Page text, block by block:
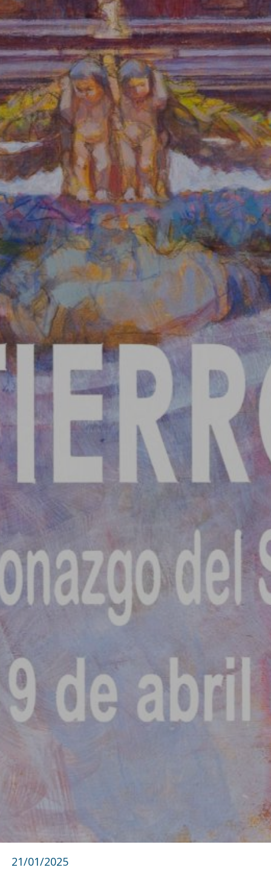
21/01/2025